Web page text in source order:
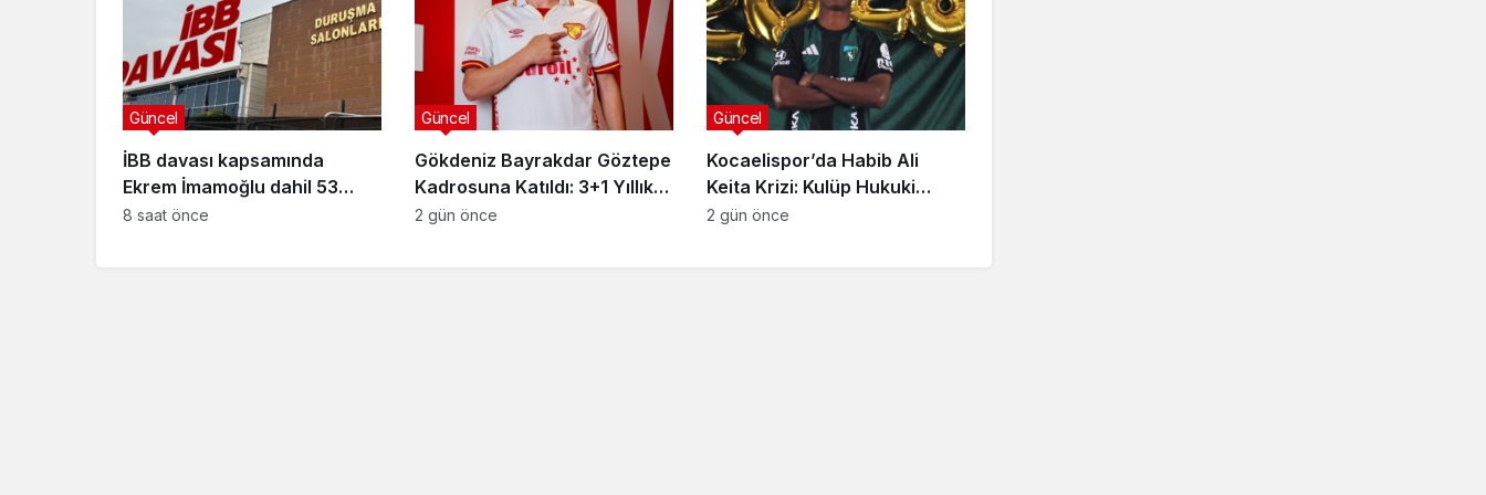
İBB davası kapsamında
Ekrem İmamoğlu dahil 53
sanığın tutukluluğuna devam
Güncel
8 saat önce
Gökdeniz Bayrakdar Göztepe
Kadrosuna Katıldı: 3+1 Yıllık
Anlaşma
Güncel
2 gün önce
Kocaelispor’da Habib Ali
Keita Krizi: Kulüp Hukuki
Süreç Başlatıyor
Güncel
2 gün önce